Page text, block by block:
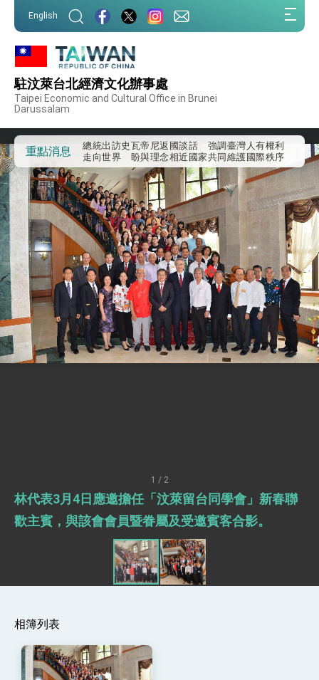
English
駐汶萊台北經濟文化辦事處
Taipei Economic and Cultural Office in Brunei
Darussalam
重點消息
我國政府將在美國亞利桑納州設立「駐鳳凰城辦
事處」，進一步深化台美交流合作
第一屆亞太在宅醫療大會開幕 總統盼分享臺灣
經驗為亞太醫療照護發展開創新里程碑
及「台灣智慧醫療與健康產業展」預告短片，向
世界展現台灣守護全球健康的創新能量
總統出訪史瓦帝尼返國談話 強調臺灣人有權利
走向世界 盼與理念相近國家共同維護國際秩序
堅定走向世界 賴總統抵達史瓦帝尼王國進行國是
訪問
總統與五院院長新春茶敘 盼化分歧為團結、為
國家邁出合作第一步
總統農曆春節談話
台美貿易協議完成簽署達成6大目標、創5大歷史
性突破 總統強調將以3大面向加速臺灣經濟轉型
升級 籲請立院全力支持並盡速通過
臺美簽署「對等貿易協定」確立對等關稅15%且不
疊加 我輸美2072項產品豁免對等關稅
總統接受「法新社」（AFP）專訪內容
外交部長林佳龍於《外交事務》撰文指出：自由
世界 需要台灣，團結合作方能守護繁榮
外交部長林佳龍接見美國智庫「德國馬歇爾基金
會」訪問團一行，深化跨大西洋戰略夥伴關係
臺美經貿談判獲階段性成果 卓揆期勉爭取時間完
成「臺美對等貿易協定」簽署
卓揆：臺美關稅談判階段性結果有助臺灣取得有
利戰略地位 全力支持「臺美對等貿易協定」簽署
外交部與數位發展部攜手合作，整合台灣雄厚數
位實力，達成固邦榮邦目標
總統以「韌性之島，希望之光」為題發表2026新
年談話
1 / 2
林代表3月4日應邀擔任「汶萊留台同學會」新春聯
歡主賓，與該會會員暨眷屬及受邀賓客合影。
相簿列表